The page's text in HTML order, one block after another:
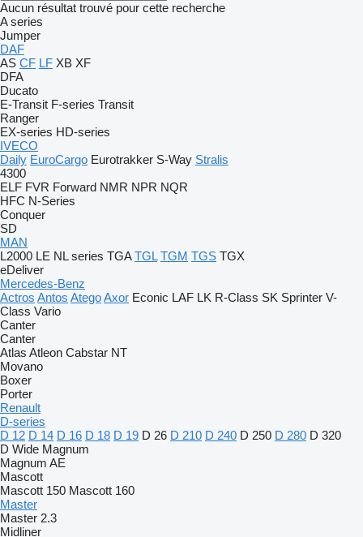
Aucun résultat trouvé pour cette recherche
A series
Jumper
DAF
AS CF LF XB XF
DFA
Ducato
E-Transit F-series Transit
Ranger
EX-series HD-series
IVECO
Daily EuroCargo Eurotrakker S-Way Stralis
4300
ELF FVR Forward NMR NPR NQR
HFC N-Series
Conquer
SD
MAN
L2000 LE NL series TGA TGL TGM TGS TGX
eDeliver
Mercedes-Benz
Actros Antos AtegoAxor Econic LAF LK R-Class SK Sprinter V-
Class Vario
Canter
Canter
Atlas Atleon Cabstar NT
Movano
Boxer
Porter
Renault
D-series
D 12 D 14 D 16 D 18 D 19 D 26 D 210 D 240 D 250 D 280 D 320
D Wide Magnum
Magnum AE
Mascott
Mascott 150 Mascott 160
Master
Master 2.3
Midliner